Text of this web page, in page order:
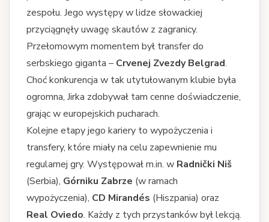
zespołu. Jego występy w lidze słowackiej
przyciągnęły uwagę skautów z zagranicy.
Przełomowym momentem był transfer do
serbskiego giganta – Crvenej Zvezdy Belgrad.
Choć konkurencja w tak utytułowanym klubie była
ogromna, Jirka zdobywał tam cenne doświadczenie,
grając w europejskich pucharach.
Kolejne etapy jego kariery to wypożyczenia i
transfery, które miały na celu zapewnienie mu
regularnej gry. Występował m.in. w Radnički Niš
(Serbia), Górniku Zabrze (w ramach
wypożyczenia), CD Mirandés (Hiszpania) oraz
Real Oviedo. Każdy z tych przystanków był lekcją.